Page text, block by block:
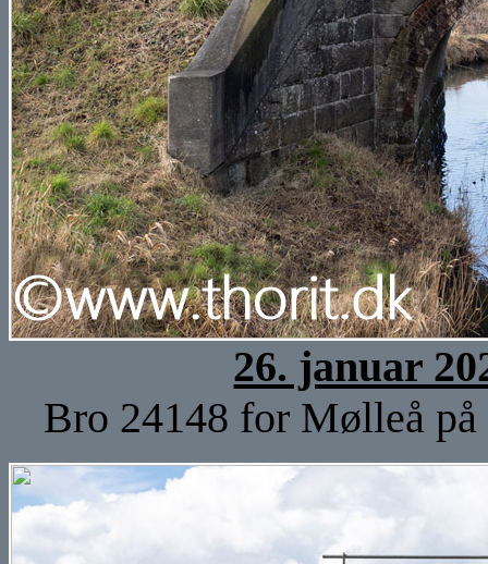
26. januar
Bro 24148 for Mølleå